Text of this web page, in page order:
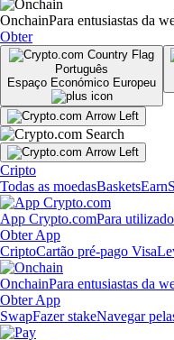
OnchainPara entusiastas da
Obter
Português
Espaço Económico Europeu
Cripto
Todas as moedasBasketsEarn
App Crypto.comPara
Obter App
CriptoCartão pré-pago Visa
OnchainPara entusiastas da
Obter App
SwapFazer stakeNavegar